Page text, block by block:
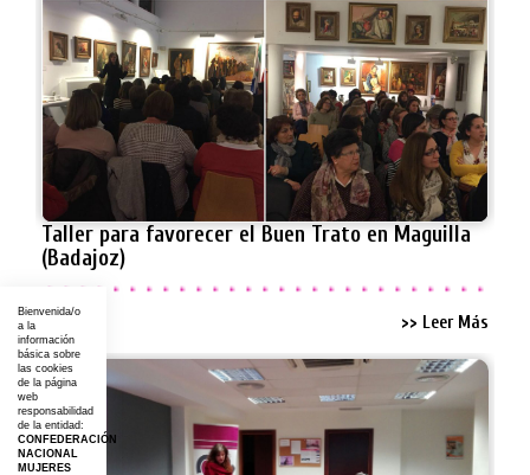
Taller para favorecer el Buen Trato en Maguilla
(Badajoz)
>> Leer Más
Bienvenida/o
a la
información
básica sobre
las cookies
de la página
web
responsabilidad
de la entidad:
CONFEDERACIÓN
NACIONAL
MUJERES